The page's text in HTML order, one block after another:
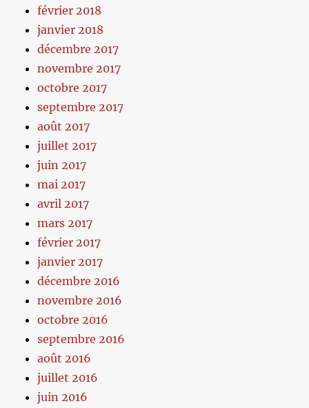
février 2018
janvier 2018
décembre 2017
novembre 2017
octobre 2017
septembre 2017
août 2017
juillet 2017
juin 2017
mai 2017
avril 2017
mars 2017
février 2017
janvier 2017
décembre 2016
novembre 2016
octobre 2016
septembre 2016
août 2016
juillet 2016
juin 2016